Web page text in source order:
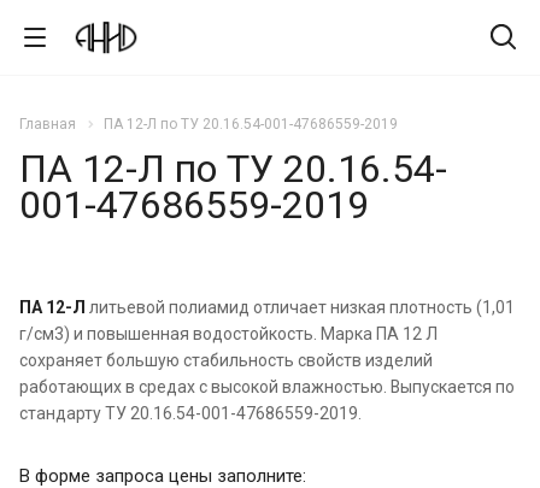
Главная ПА 12-Л по ТУ 20.16.54-001-47686559-2019
ПА 12-Л по ТУ 20.16.54-
001-47686559-2019
ПА 12-Л литьевой полиамид отличает низкая плотность (1,01
г/см3) и повышенная водостойкость. Марка ПА 12 Л
сохраняет большую стабильность свойств изделий
работающих в средах с высокой влажностью. Выпускается по
стандарту ТУ 20.16.54-001-47686559-2019.
В форме запроса цены заполните: